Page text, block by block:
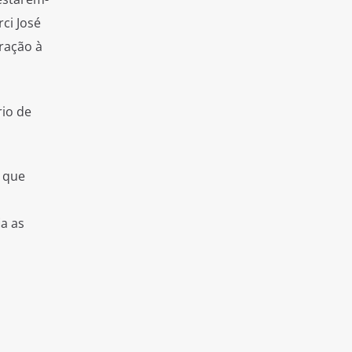
José
à
de
as